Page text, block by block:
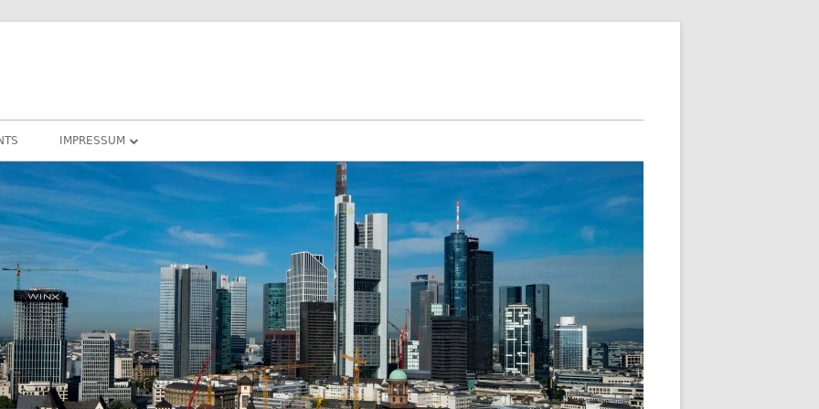
DARMSTADT
RHEIN-MAIN
IMPRESSUM
DATENSCHUTZ
COOKIE – RICHTLINIEN